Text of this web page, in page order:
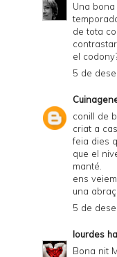
Una
de tota
el
5 de
conill de
criat a
feia dies
que el
manté.
ens
una
5 de
lourdes
Bona nit